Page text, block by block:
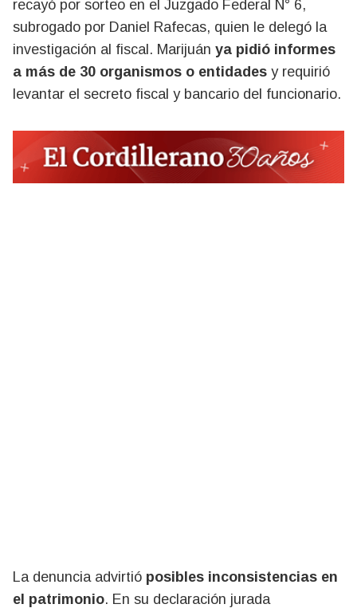
recayó por sorteo en el Juzgado Federal N° 6,
subrogado por Daniel Rafecas, quien le delegó la
investigación al fiscal. Marijuán ya pidió informes
a más de 30 organismos o entidades y requirió
levantar el secreto fiscal y bancario del funcionario.
La denuncia advirtió posibles inconsistencias en
el patrimonio. En su declaración jurada